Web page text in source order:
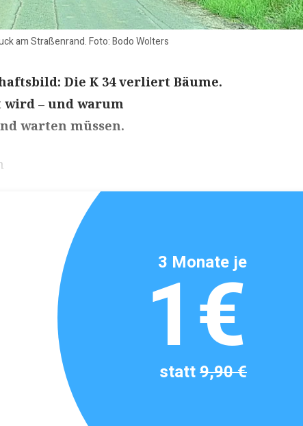
am Straßenrand. Foto: Bodo Wolters
Die K 34 verliert Bäume.
– und warum
warten müssen.
3 Monate je
1€
statt9,90 €